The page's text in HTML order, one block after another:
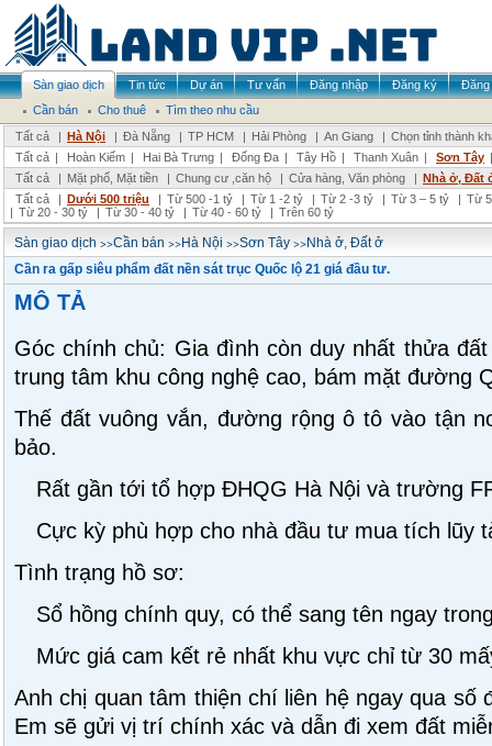
Sàn giao dịch Tin tức Dự án Tư vấn Đăng nhập Đăng ký
Đăng
Cần bán
Cho thuê
Tìm theo nhu cầu
Tất cả
| Hà Nội | Đà Nẵng | TP HCM | Hải Phòng | An Giang | Chọn tỉnh thành
Tất cả | Hoàn Kiếm | Hai Bà Trưng | Đống Đa | Tây Hồ | Thanh Xuân | Sơn Tây
Tất cả
| Mặt phố, Mặt tiền | Chung cư ,căn hộ | Cửa hàng, Văn phòng | Nhà ở, Đất
Tất cả
| Dưới 500 triệu | Từ 500 -1 tỷ | Từ 1 -2 tỷ | Từ 2 -3 tỷ | Từ 3 – 5 tỷ | Từ
| Từ 20 - 30 tỷ | Từ 30 - 40 tỷ | Từ 40 - 60 tỷ | Trên 60 tỷ
Sàn giao dịch >>Cần bán >>Hà Nội >>Sơn Tây >>Nhà ở, Đất ở
Cần ra gấp siêu phẩm đất nền sát trục Quốc lộ 21 giá đầu tư.
MÔ TẢ
Góc chính chủ: Gia đình còn duy nhất thửa
trung tâm khu công nghệ cao, bám mặt đường
Thế đất vuông vắn, đường rộng ô tô vào tận
bảo.
Rất gần tới tổ hợp ĐHQG Hà Nội và trường
Cực kỳ phù hợp cho nhà đầu tư mua tích lũy
Tình trạng hồ sơ:
Sổ hồng chính quy, có thể sang tên ngay
Mức giá cam kết rẻ nhất khu vực chỉ từ 30
Anh chị quan tâm thiện chí liên hệ ngay qua số
Em sẽ gửi vị trí chính xác và dẫn đi xem đất